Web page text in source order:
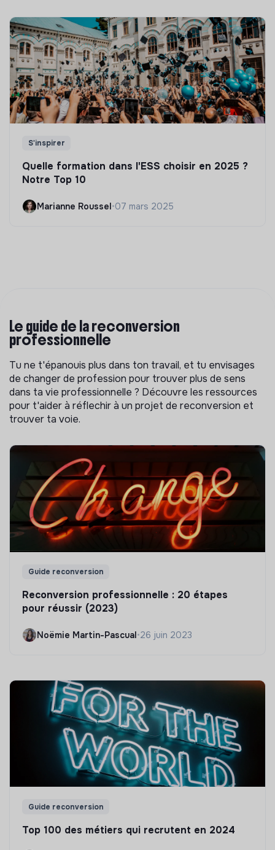
S'inspirer
Quelle formation dans l'ESS choisir en 2025 ?
Notre Top 10
Marianne Roussel•07 mars 2025
Le guide de la reconversion
professionnelle
Tu ne t'épanouis plus dans ton travail, et tu envisages
de changer de profession pour trouver plus de sens
dans ta vie professionnelle ? Découvre les ressources
pour t'aider à réflechir à un projet de reconversion et
trouver ta voie.
Guide reconversion
Reconversion professionnelle : 20 étapes
pour réussir (2023)
Noëmie Martin-Pascual•26 juin 2023
Guide reconversion
Top 100 des métiers qui recrutent en 2024